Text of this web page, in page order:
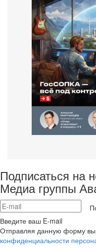
Подписаться на
Медиа группы
Введите ваш E-mail
Отправляя данную форму вы
конфиденциальности